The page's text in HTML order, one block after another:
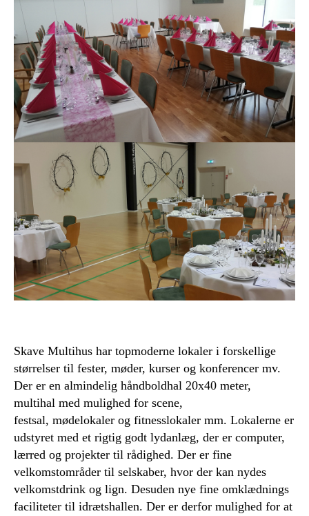
Skave Multihus har topmoderne lokaler i forskellige
størrelser til fester, møder, kurser og konferencer mv.
Der er en almindelig håndboldhal 20x40 meter,
multihal med mulighed for scene,
festsal, mødelokaler og fitnesslokaler mm. Lokalerne er
udstyret med et rigtig godt lydanlæg, der er computer,
lærred og projekter til rådighed. Der er fine
velkomstområder til selskaber, hvor der kan nydes
velkomstdrink og lign. Desuden nye fine omklædnings
faciliteter til idrætshallen. Der er derfor mulighed for at